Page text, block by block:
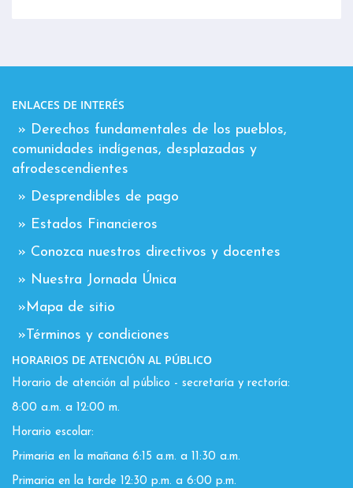
ENLACES DE INTERÉS
» Derechos fundamentales de los pueblos,
comunidades indígenas, desplazadas y
afrodescendientes
» Desprendibles de pago
» Estados Financieros
» Conozca nuestros directivos y docentes
» Nuestra Jornada Única
»Mapa de sitio
»Términos y condiciones
HORARIOS DE ATENCIÓN AL PÚBLICO
Horario de atención al público - secretaría y rectoría:
8:00 a.m. a 12:00 m.
Horario escolar:
Primaria en la mañana 6:15 a.m. a 11:30 a.m.
Primaria en la tarde 12:30 p.m. a 6:00 p.m.